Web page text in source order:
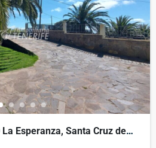
Esperanza, Santa Cruz de